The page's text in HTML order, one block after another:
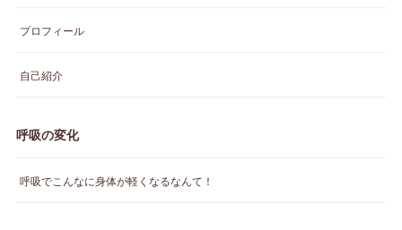
プロフィール
自己紹介
呼吸の変化
呼吸でこんなに身体が軽くなるなんて！